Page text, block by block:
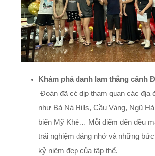
Khám phá danh lam thắng cảnh
Đoàn đã có dịp tham quan các địa
như Bà Nà Hills, Cầu Vàng, Ngũ
biển Mỹ Khê… Mỗi điểm đến đều
trải nghiệm đáng nhớ và những
kỷ niệm đẹp của tập thể.